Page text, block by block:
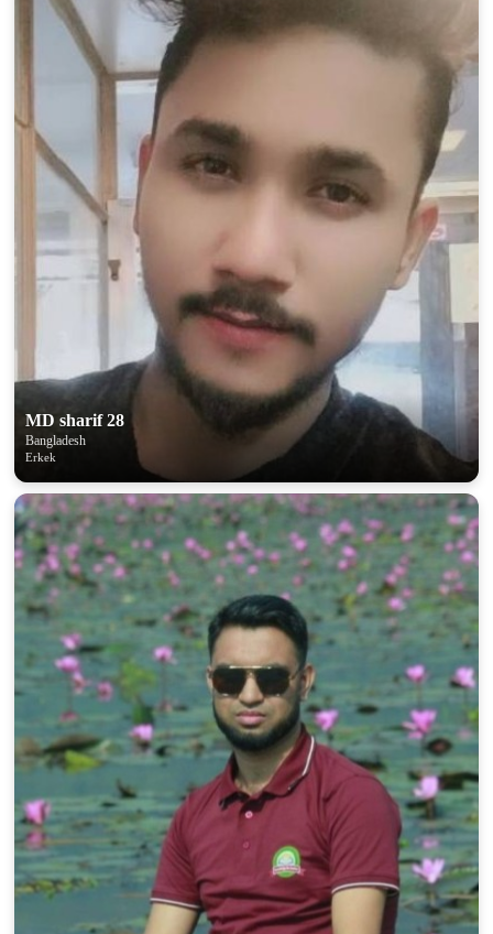
MD sharif 28
Bangladesh
Erkek
upload your own photo
100% FREE